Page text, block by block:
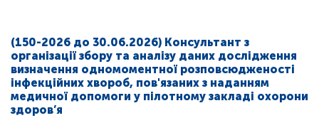
(150-2026 до 30.06.2026) Консультант з
організації збору та аналізу даних дослідження
визначення одномоментної розповсюдженості
інфекційних хвороб, пов'язаних з наданням
медичної допомоги у пілотному закладі охорони
здоров’я